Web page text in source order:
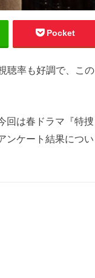
Pocket
聴率も好調で、この
回は春ドラマ『特捜
ンケート結果につい